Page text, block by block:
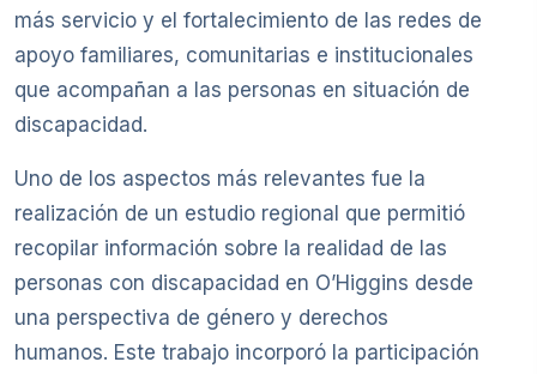
más servicio y el fortalecimiento de las redes de
apoyo familiares, comunitarias e institucionales
que acompañan a las personas en situación de
discapacidad.
Uno de los aspectos más relevantes fue la
realización de un estudio regional que permitió
recopilar información sobre la realidad de las
personas con discapacidad en O’Higgins desde
una perspectiva de género y derechos
humanos. Este trabajo incorporó la participación